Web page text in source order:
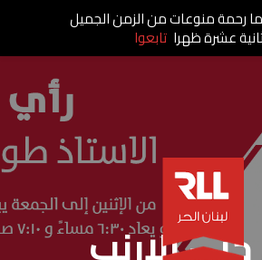
رأي حر
رحمة منوعات من الزمن الجميل
عشرة ظهرا تابعوا